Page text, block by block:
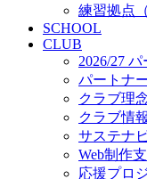
練習拠点
SCHOOL
CLUB
2026/27
パートナ
クラブ理
クラブ情報
サステナ
Web制作
応援プロ